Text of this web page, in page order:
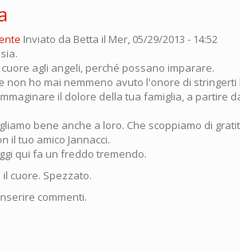
Inviato da Betta il Mer, 05/29/2013 - 14:52
agli angeli, perché possano imparare.
non ho mai nemmeno avuto l'onore di stringerti
il dolore della tua famiglia, a partire
bene anche a loro. Che scoppiamo di
il tuo amico Jannacci.
qui fa un freddo tremendo.
cuore. Spezzato.
commenti.